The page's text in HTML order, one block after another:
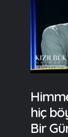
hiç
Bir